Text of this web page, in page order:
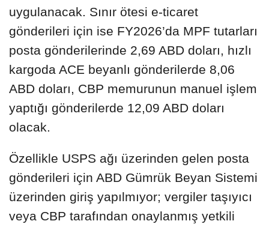
uygulanacak. Sınır ötesi e-ticaret
gönderileri için ise FY2026’da MPF tutarları
posta gönderilerinde 2,69 ABD doları, hızlı
kargoda ACE beyanlı gönderilerde 8,06
ABD doları, CBP memurunun manuel işlem
yaptığı gönderilerde 12,09 ABD doları
olacak.
Özellikle USPS ağı üzerinden gelen posta
gönderileri için ABD Gümrük Beyan Sistemi
üzerinden giriş yapılmıyor; vergiler taşıyıcı
veya CBP tarafından onaylanmış yetkili